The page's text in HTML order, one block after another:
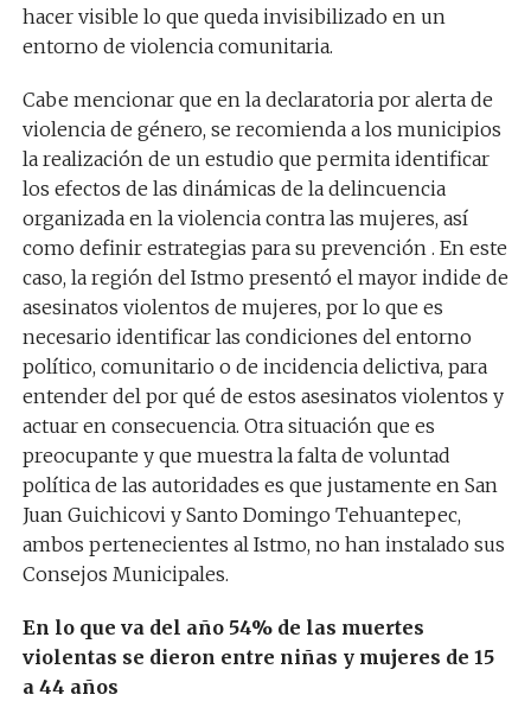
hacer visible lo que queda invisibilizado en un
entorno de violencia comunitaria.
Cabe mencionar que en la declaratoria por alerta de
violencia de género, se recomienda a los municipios
la realización de un estudio que permita identificar
los efectos de las dinámicas de la delincuencia
organizada en la violencia contra las mujeres, así
como definir estrategias para su prevención . En este
caso, la región del Istmo presentó el mayor indide de
asesinatos violentos de mujeres, por lo que es
necesario identificar las condiciones del entorno
político, comunitario o de incidencia delictiva, para
entender del por qué de estos asesinatos violentos y
actuar en consecuencia. Otra situación que es
preocupante y que muestra la falta de voluntad
política de las autoridades es que justamente en San
Juan Guichicovi y Santo Domingo Tehuantepec,
ambos pertenecientes al Istmo, no han instalado sus
Consejos Municipales.
En lo que va del año 54% de las muertes
violentas se dieron entre niñas y mujeres de 15
a 44 años